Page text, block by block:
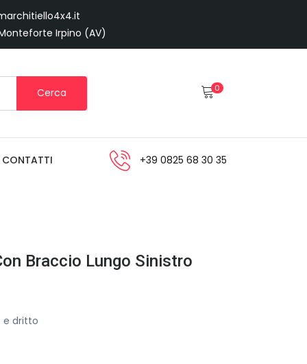
Irpino (AV)
Cerca 0
CONTATTI +39 0825 68 30 35
Braccio Lungo Sinistro
e dritto